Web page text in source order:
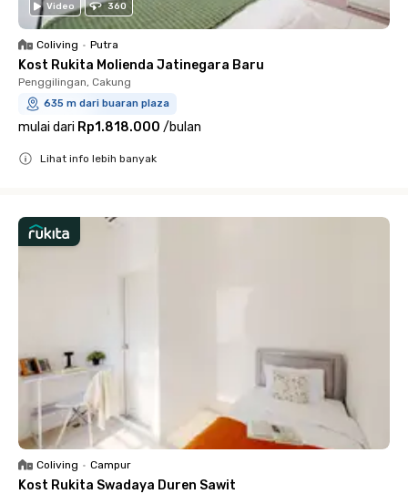
Video 360
Coliving • Putra
Kost Rukita Molienda Jatinegara Baru
Penggilingan, Cakung
635 m dari buaran plaza
mulai dari Rp1.818.000 /bulan
Lihat info lebih banyak
Coliving • Campur
Kost Rukita Swadaya Duren Sawit